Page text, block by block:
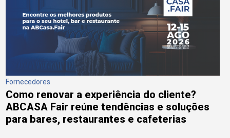
Fornecedores
Como renovar a experiência do cliente?
ABCASA Fair reúne tendências e soluções
para bares, restaurantes e cafeterias